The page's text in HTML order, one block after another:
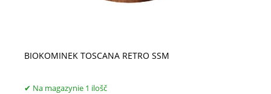
BIOKOMINEK TOSCANA RETRO SSM
Na magazynie 1 ilošč